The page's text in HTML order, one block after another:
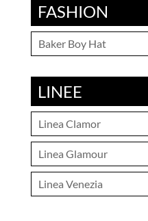
FASHION
Baker Boy Hat
LINEE
Linea Clamor
Linea Glamour
Linea Venezia